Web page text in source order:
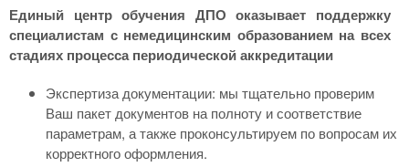
Единый центр обучения ДПО оказывает поддержку
специалистам с немедицинским образованием на всех
стадиях процесса периодической аккредитации
Экспертиза документации: мы тщательно проверим
Ваш пакет документов на полноту и соответствие
параметрам, а также проконсультируем по вопросам их
корректного оформления.